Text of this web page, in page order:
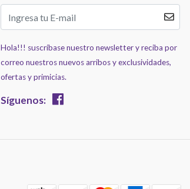
Hola!!! suscríbase nuestro newsletter y reciba por
correo nuestros nuevos arribos y exclusividades,
ofertas y primicias.
Síguenos: